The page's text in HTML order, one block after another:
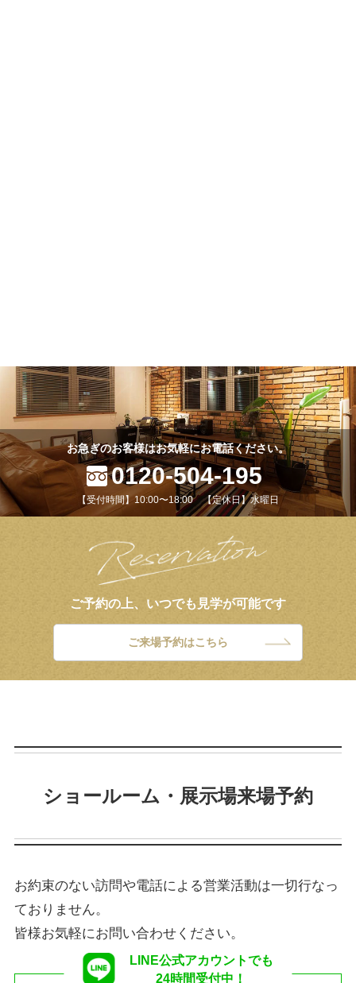
ご予約の上、いつでも見学が可能です
ご来場予約はこちら
お急ぎのお客様はお気軽にお電話ください。
0120-504-195
【受付時間】10:00〜18:00 【定休日】水曜日
ショールーム・展示場来場予約
お約束のない訪問や電話による営業活動は一切行なっ
ておりません。
皆様お気軽にお問い合わせください。
LINE公式アカウントでも
24時間受付中！